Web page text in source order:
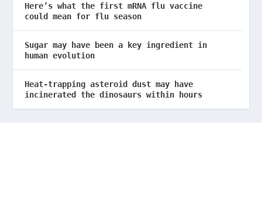
Here’s what the first mRNA flu vaccine
could mean for flu season
Sugar may have been a key ingredient in
human evolution
Heat-trapping asteroid dust may have
incinerated the dinosaurs within hours